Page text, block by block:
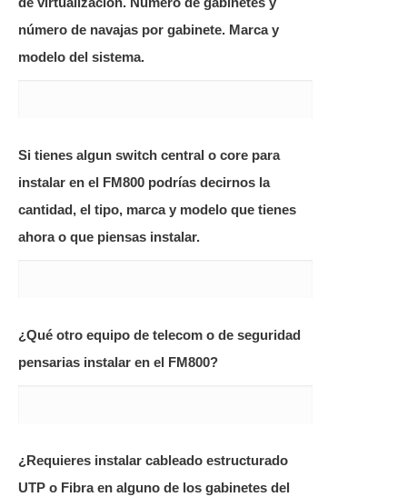
número de navajas por gabinete. Marca y
modelo del sistema.
Si tienes algun switch central o core para
instalar en el FM800 podrías decirnos la
cantidad, el tipo, marca y modelo que tienes
ahora o que piensas instalar.
¿Qué otro equipo de telecom o de seguridad
pensarias instalar en el FM800?
¿Requieres instalar cableado estructurado
UTP o Fibra en alguno de los gabinetes del